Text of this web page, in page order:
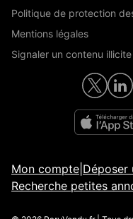
Politique de protection
Mentions légales
Signaler un contenu illicite
Mon compte Déposer
Recherche petites